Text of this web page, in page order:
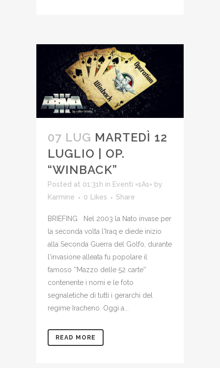
07 LUG MARTEDÌ 12
LUGLIO | OP.
“WINBACK”
Posted at 01:31h in Eventi =sAs= by
Karmine
0 Likes Share
BRIEFING Nel 2003 la Nato invase per
la seconda volta l'Iraq e diede inizio
alla Seconda Guerra del Golfo, durante
l'invasione alleata fu popolare il
famoso ''Mazzo delle 52 carte''
contenente i nomi e le foto
segnaletiche di tutti i gerarchi del
regime Iracheno. Oggi a...
READ MORE